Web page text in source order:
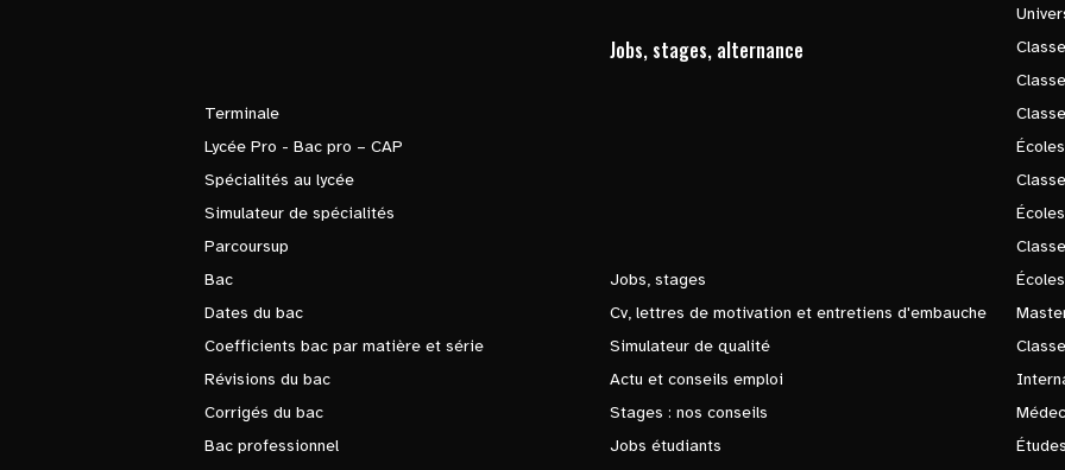
Terminale
Lycée Pro - Bac pro – CAP
Spécialités au lycée
Simulateur de spécialités
Parcoursup
Bac
Dates du bac
Coefficients bac par matière et série
Révisions du bac
Corrigés du bac
Bac professionnel
Jobs, stages, alternance
Jobs, stages
Cv, lettres de motivation et entretiens d'embauche
Simulateur de qualité
Actu et conseils emploi
Stages : nos conseils
Jobs étudiants